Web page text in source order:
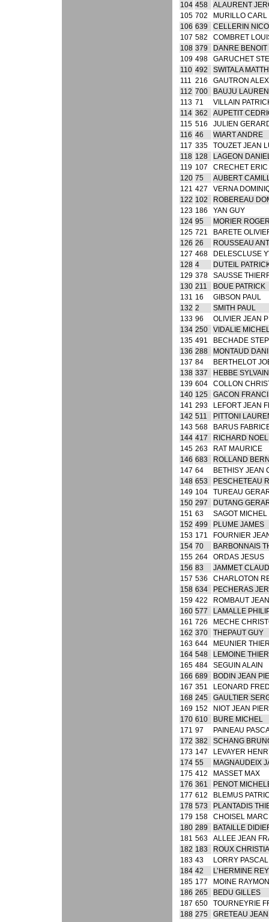
104 458
ALAURENT
105 702
MURILLO CARL
106 639
CELLERIN
107 582
COMBRET
108 379
DANRE BENOIT
109 498
GARUCHET
110 492
SWITALA
111 216
GAUTRON
112 700
BAUJU
113 71
VILLAIN
114 362
AUPETIT
115 516
JULIEN
116 46
WIART ANDRE
117 335
TOUZET JEAN
118 128
LAGEON
119 107
CRECHET ERIC
120 75
AUBERT
121 427
VERNA
122 102
ROBEREAU
123 186
YAN GUY
124 95
MORIER
125 721
BARETE
126 26
ROUSSEAU
127 468
DELESCLUSE
128 4
DUTEIL
129 378
SAUSSE
130 211
BOUE PATRICK
131 16
GIBSON PAUL
132 2
SMITH PAUL
133 96
OLIVIER JEAN
134 250
VIDALIE
135 491
BECHADE
136 288
MONTAUD
137 84
BERTHELOT
138 337
HEBBE SYLVAIN
139 604
COLLON
140 125
GACON
141 293
LEFORT JEAN
142 511
PITTONI
143 568
BARUS
144 417
RICHARD NOEL
145 263
RAT MAURICE
146 683
ROLLAND
147 64
BETHISY JEAN
148 653
PESCHETEAU
149 104
TUREAU
150 297
DUTANG
151 63
SAGOT MICHEL
152 499
PLUME JAMES
153 171
FOURNIER
154 70
BARBONNAIS
155 264
ORDAS JESUS
156 83
JAMMET
157 536
CHARLOTON
158 634
PECHERAS
159 422
ROMBAUT
160 577
LAMALLE
161 726
MECHE
162 370
THEPAUT GUY
163 644
MEUNIER
164 548
LEMOINE
165 484
SEGUIN ALAIN
166 689
BODIN JEAN
167 351
LEONARD
168 245
GAULTIER
169 152
NIOT JEAN
170 610
BURE MICHEL
171 97
PAINEAU
172 382
SCHANG
173 147
LEVAYER
174 55
MAGNAUDEIX
175 412
MASSET MAX
176 361
PENOT
177 612
BLEMUS
178 573
PLANTADIS
179 158
CHOISEL MARC
180 289
BATAILLE
181 563
ALLEE JEAN
182 183
ROUX
183 43
LORRY PASCAL
184 42
L’HERMINE
185 177
MOINE
186 265
BEDU GILLES
187 650
TOURNEYRIE
188 275
GRETEAU JEAN